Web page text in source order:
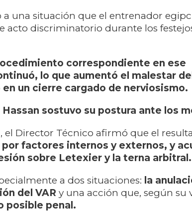
a una situación que el entrenador
acto discriminatorio durante los
correspondiente en ese
lo que aumentó el malestar del
un cierre cargado de nerviosismo.
sostuvo su postura ante los
el Director Técnico afirmó que el
factores internos y externos, y
sobre Letexier y la terna arbitral.
a dos situaciones: la
del VAR y una acción que, según su
posible penal.